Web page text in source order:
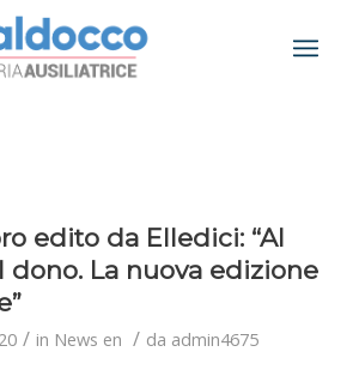
edito da Elledici: “Al
dono. La nuova edizione
/ in News en / da admin4675